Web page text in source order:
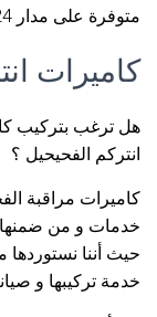
متوفرة على مدار 24 ساعة .
كاميرات
هل ترغب بتركيب
انتركم الفحيحيل ؟
كاميرات مراقبة
خدمات و من ضمنها
حيث أننا
خدمة تركيبها و